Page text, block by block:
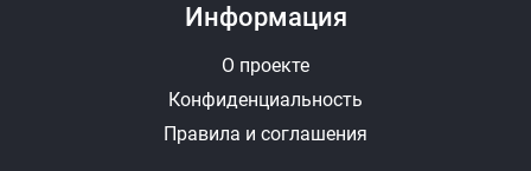
Информация
О проекте
Конфиденциальность
Правила и соглашения